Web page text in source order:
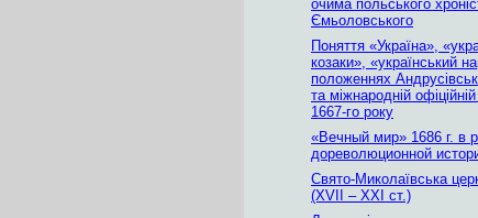
очима польського
Ємьоловського
Поняття «Україна»,
козаки», «український
положеннях
та міжнародній
1667-го року
«Вечный мир» 1686 г. в
дореволюционной
Свято-Миколаївська
(XVII – XXI ст.)